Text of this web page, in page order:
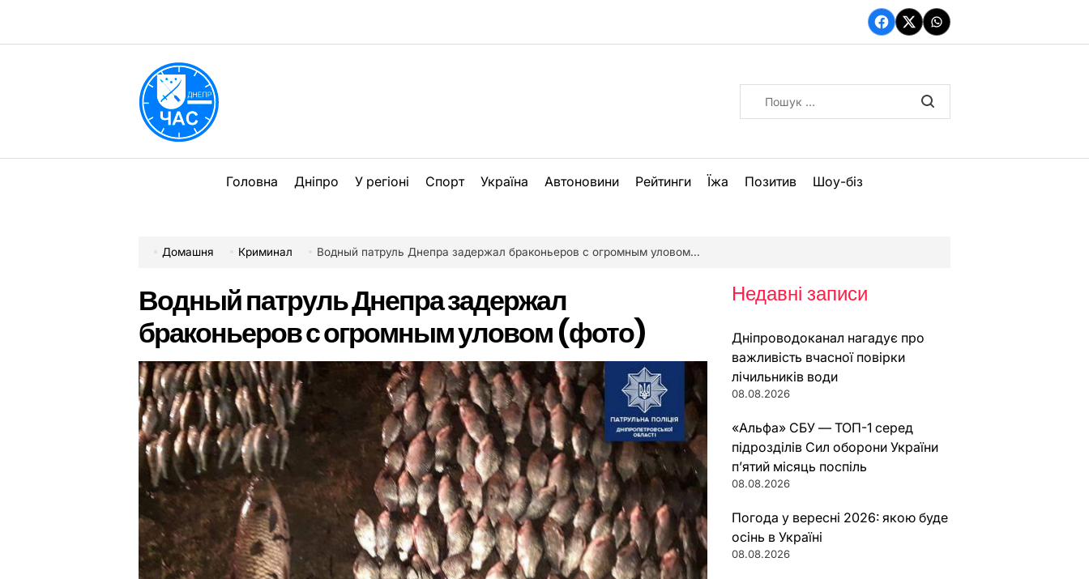
вмісту
Facebook
TwitterWhatsApp
Головна Дніпро У регіоні Спорт Україна Автоновини Рейтинги Їжа Позитив Шоу-біз
Домашня Криминал Водный патруль Днепра задержал браконьеров с огромным уловом (фото)
Водный патруль Днепра задержал
браконьеров с огромным уловом (фото)
Недавні записи
Дніпроводоканал нагадує про
важливість вчасної повірки
лічильників води
08.08.2026
«Альфа» СБУ — ТОП-1 серед
підрозділів Сил оборони України
п’ятий місяць поспіль
08.08.2026
Погода у вересні 2026: якою буде
осінь в Україні
08.08.2026